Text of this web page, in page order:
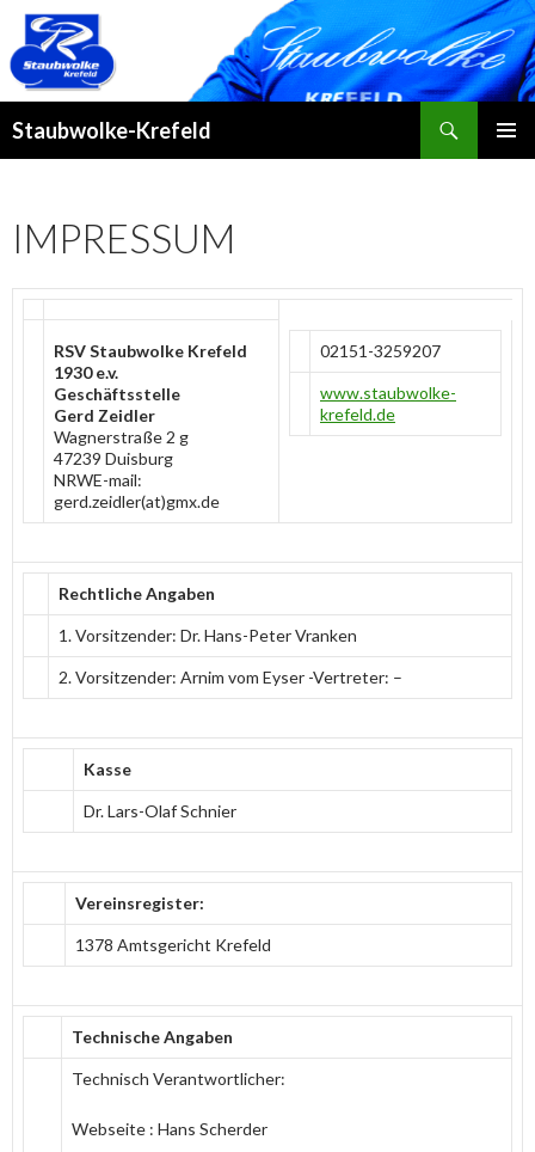
Staubwolke-Krefeld
IMPRESSUM
RSV Staubwolke Krefeld
1930 e.v.
Geschäftsstelle
Gerd Zeidler
Wagnerstraße 2 g
47239 Duisburg
NRWE-mail:
gerd.zeidler(at)gmx.de
02151-3259207
www.staubwolke-
krefeld.de
Rechtliche Angaben
1. Vorsitzender: Dr. Hans-Peter Vranken
2. Vorsitzender: Arnim vom Eyser -Vertreter: –
Kasse
Dr. Lars-Olaf Schnier
Vereinsregister:
1378 Amtsgericht Krefeld
Technische Angaben
Technisch Verantwortlicher:
Webseite : Hans Scherder